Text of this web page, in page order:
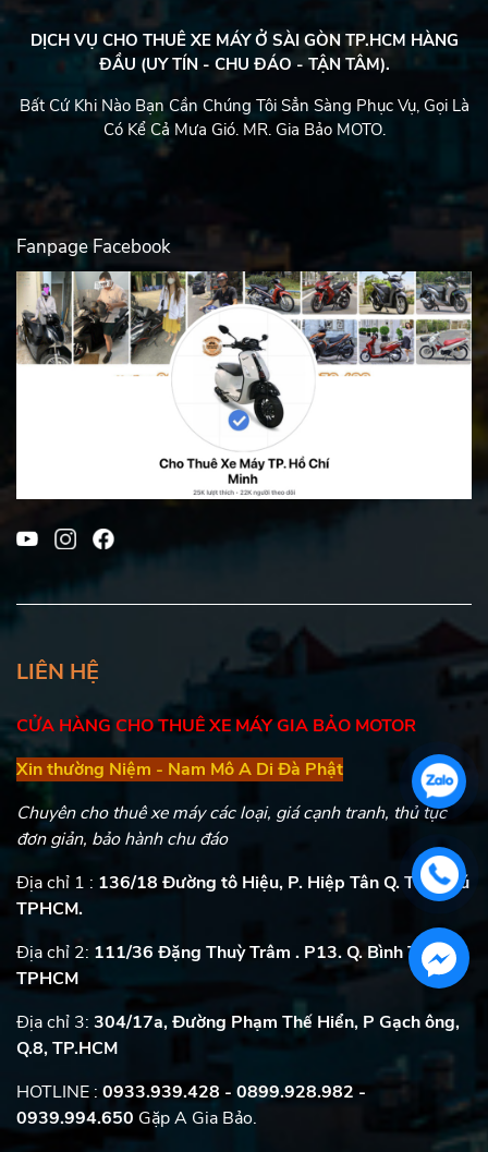
DỊCH VỤ CHO THUÊ XE MÁY Ở SÀI GÒN TP.HCM HÀNG
ĐẦU (UY TÍN - CHU ĐÁO - TẬN TÂM).
Bất Cứ Khi Nào Bạn Cần Chúng Tôi Sẳn Sàng Phục Vụ, Gọi Là
Có Kể Cả Mưa Gió. MR. Gia Bảo MOTO.
Fanpage Facebook
LIÊN HỆ
CỬA HÀNG CHO THUÊ XE MÁY GIA BẢO MOTOR
Xin thường Niệm - Nam Mô A Di Đà Phật
Chuyên cho thuê xe máy các loại, giá cạnh tranh, thủ tục
đơn giản, bảo hành chu đáo
Địa chỉ 1 : 136/18 Đường tô Hiệu, P. Hiệp Tân Q. Tân Phú
TPHCM.
Địa chỉ 2: 111/36 Đặng Thuỳ Trâm . P13. Q. Bình Thạnh
TPHCM
Địa chỉ 3: 304/17a, Đường Phạm Thế Hiển, P Gạch ông,
Q.8, TP.HCM
HOTLINE : 0933.939.428 - 0899.928.982 -
0939.994.650 Gặp A Gia Bảo.